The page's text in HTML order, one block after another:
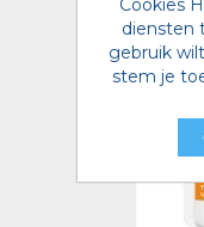
Cookies
diensten
gebruik
stem je